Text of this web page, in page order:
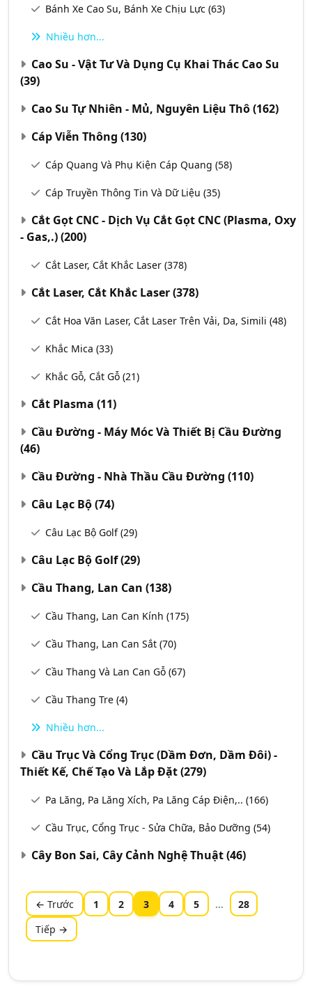
Bánh Xe Cao Su, Bánh Xe Chịu Lực (63)
Nhiều hơn...
Cao Su - Vật Tư Và Dụng Cụ Khai Thác Cao Su
(39)
Cao Su Tự Nhiên - Mủ, Nguyên Liệu Thô(162)
Cáp Viễn Thông (130)
Cáp Quang Và Phụ Kiện Cáp Quang (58)
Cáp Truyền Thông Tin Và Dữ Liệu (35)
Cắt Gọt CNC - Dịch Vụ Cắt Gọt CNC (Plasma, Oxy
- Gas,.)(200)
Cắt Laser, Cắt Khắc Laser (378)
Cắt Laser, Cắt Khắc Laser(378)
Cắt Hoa Văn Laser, Cắt Laser Trên Vải, Da, Simili (48)
Khắc Mica (33)
Khắc Gỗ, Cắt Gỗ (21)
Cắt Plasma (11)
Cầu Đường - Máy Móc Và Thiết Bị Cầu Đường
(46)
Cầu Đường - Nhà Thầu Cầu Đường (110)
Câu Lạc Bộ(74)
Câu Lạc Bộ Golf(29)
Câu Lạc Bộ Golf(29)
Cầu Thang, Lan Can (138)
Cầu Thang, Lan Can Kính (175)
Cầu Thang, Lan Can Sắt (70)
Cầu Thang Và Lan Can Gỗ (67)
Cầu Thang Tre (4)
Nhiều hơn...
Cầu Trục Và Cổng Trục (Dầm Đơn, Dầm Đôi) -
Thiết Kế, Chế Tạo Và Lắp Đặt(279)
Pa Lăng, Pa Lăng Xích, Pa Lăng Cáp Điện,.. (166)
Cầu Trục, Cổng Trục - Sửa Chữa, Bảo Dưỡng (54)
Cây Bon Sai, Cây Cảnh Nghệ Thuật(46)
← Trước 1 2 3 4 5 ...
28
Tiếp →